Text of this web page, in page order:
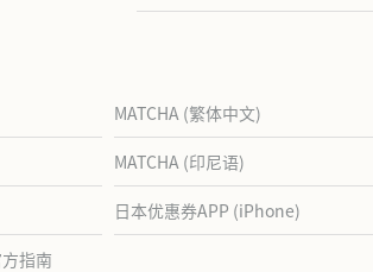
MATCHA (繁体中文)
MATCHA (印尼语)
日本优惠券APP (iPhone)
指南